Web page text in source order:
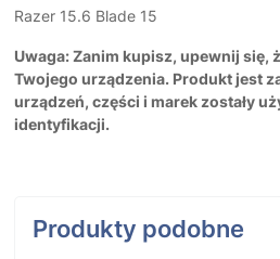
Razer 15.6 Blade 15
Uwaga: Zanim kupisz, upewnij się,
Twojego urządzenia. Produkt jest
urządzeń, części i marek zostały
identyfikacji.
Produkty podobne